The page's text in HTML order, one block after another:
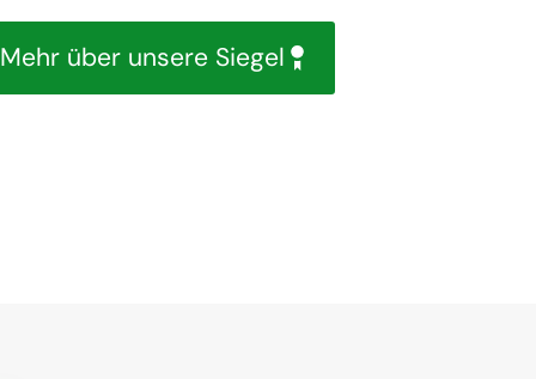
Mehr über unsere Siegel